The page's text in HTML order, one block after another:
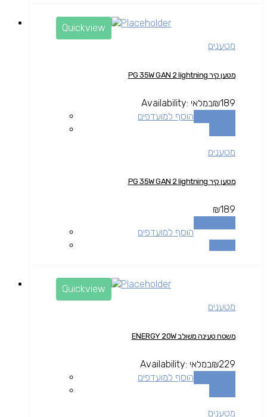
Quickview
מטענים
מטען קיר PG 35W GAN 2 lightning
₪189
Availability: במלאי
הוסף למועדפים
מטענים
מטען קיר PG 35W GAN 2 lightning
₪189
הוסף למועדפים
Quickview
מטענים
משטח טעינה משולב ENERGY 20W
₪229
Availability: במלאי
הוסף למועדפים
מטענים